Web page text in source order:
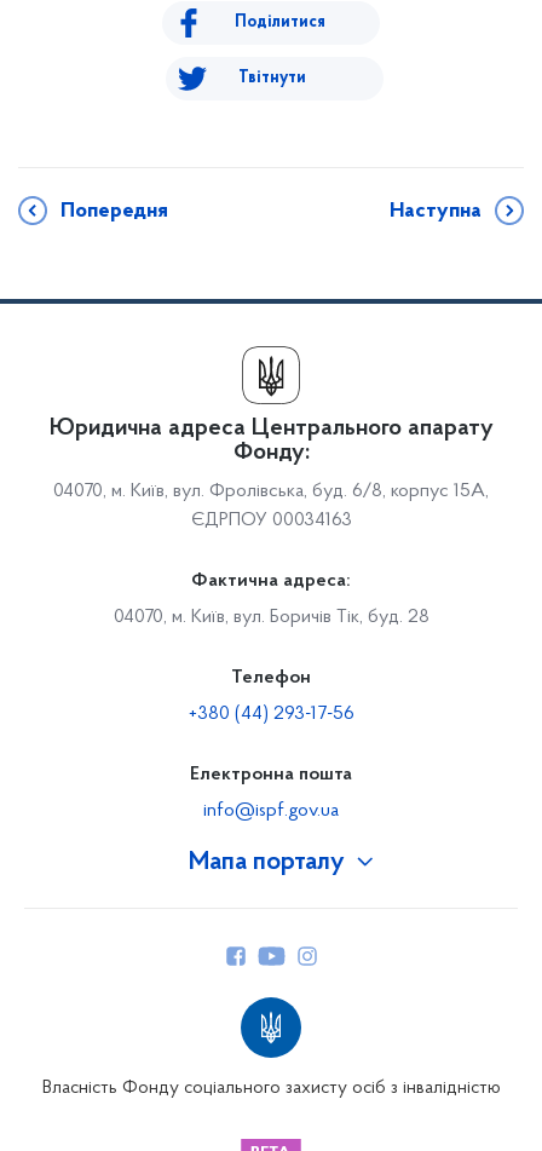
Поділитися
Твітнути
Попередня Наступна
Мапа порталу
Юридична адреса Центрального апарату
Фонду:
04070, м. Київ, вул. Фролівська, буд. 6/8, корпус 15А,
ЄДРПОУ 00034163
Фактична адреса:
04070, м. Київ, вул. Боричів Тік, буд. 28
Телефон
+380 (44) 293-17-56
Електронна пошта
info@ispf.gov.ua
Власність Фонду соціального захисту осіб з інвалідністю